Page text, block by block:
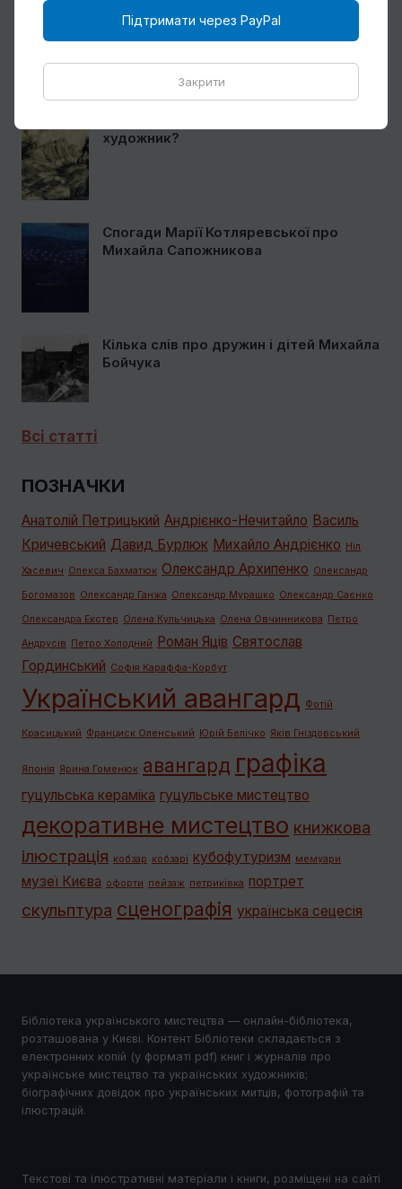
«Енеїда»
художник?
Спогади Марії Котляревської про
Михайла Сапожникова
Кілька слів про дружин і дітей Михайла
Бойчука
Всі статті
ПОЗНАЧКИ
Анатолій Петрицький Андрієнко-Нечитайло Василь
Кричевський Давид Бурлюк Михайло Андрієнко Ніл
Хасевич Олекса Бахматюк Олександр Архипенко Олександр
Богомазов Олександр Ганжа Олександр Мурашко Олександр Саєнко
Олександра Екстер Олена Кульчицька Олена Овчинникова Петро
Андрусів Петро Холодний Роман Яців Святослав
Гординський Софія Караффа-Корбут
Український авангард Фотій
Красицький Франциск Оленський Юрій Белічко Яків Гніздовський
Японія Ярина Гоменюк авангард графiка
гуцульська кераміка гуцульське мистецтво
декоративне мистецтво книжкова
ілюстрація кобзар кобзарі кубофутуризм мемуари
музеї Києва офорти пейзаж петриківка портрет
скульптура сценографія українська сецесія
Бібліотека українського мистецтва — онлайн-бібліотека,
розташована у Києві. Контент Бібліотеки складається з
електронних копій (у форматі pdf) книг і журналів про
українське мистецтво та українських художників;
біографічних довідок про українських митців, фотографій та
ілюстрацій.
Текстові та ілюстративні матеріали і книги, розміщені на сайті
Підтримати через PayPal
Закрити